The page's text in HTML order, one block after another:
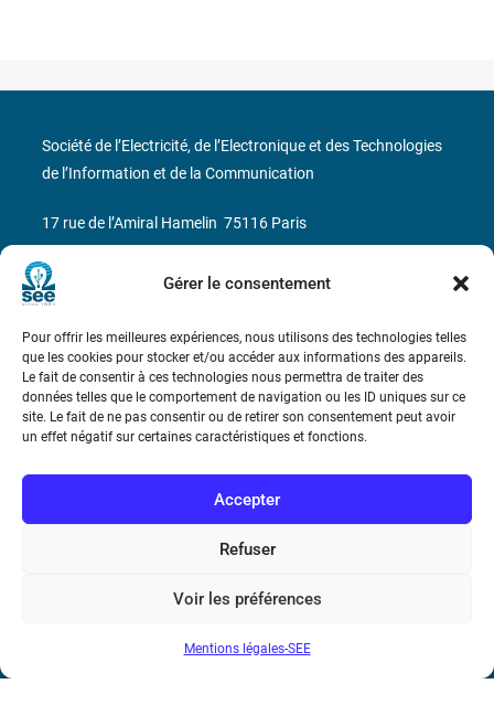
Gérer le consentement
Pour offrir les meilleures expériences, nous utilisons des technologies telles
que les cookies pour stocker et/ou accéder aux informations des appareils.
Le fait de consentir à ces technologies nous permettra de traiter des
données telles que le comportement de navigation ou les ID uniques sur ce
site. Le fait de ne pas consentir ou de retirer son consentement peut avoir
un effet négatif sur certaines caractéristiques et fonctions.
Accepter
Refuser
Voir les préférences
Mentions légales-SEE
Bicentenaire des découvertes d’André-
Marie Ampère
Conditions Générales de Vente
Mentions légales
Société de l’Electricité, de l’Electronique et des Technologies
de l’Information et de la Communication
17 rue de l’Amiral Hamelin 75116 Paris
Métro : « Boissière » Ligne 6 et « Iéna » Ligne 9
N° de SIREN : 785 393 232, Code APE : 9412Z TVA intra-
communautaire : FR44 785 393 232